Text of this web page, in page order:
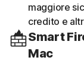
maggiore
credito e
Smart
Mac